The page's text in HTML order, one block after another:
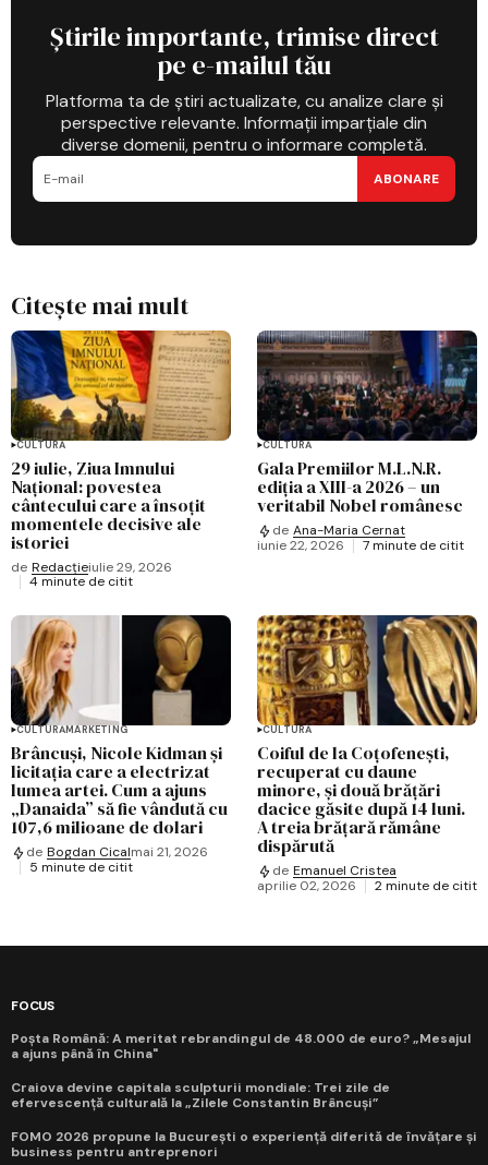
Știrile importante, trimise direct
pe e-mailul tău
Platforma ta de știri actualizate, cu analize clare și
perspective relevante. Informații imparțiale din
diverse domenii, pentru o informare completă.
ABONARE
Citește mai mult
CULTURĂ
29 iulie, Ziua Imnului
Național: povestea
cântecului care a însoțit
momentele decisive ale
istoriei
de Redacțieiulie 29, 2026
4 minute de citit
CULTURĂ
Gala Premiilor M.L.N.R.
ediția a XIII-a 2026 – un
veritabil Nobel românesc
de Ana-Maria Cernat
iunie 22, 2026
7 minute de citit
CULTURĂMARKETING
Brâncuși, Nicole Kidman și
licitația care a electrizat
lumea artei. Cum a ajuns
„Danaida” să fie vândută cu
107,6 milioane de dolari
de Bogdan Cicalmai 21, 2026
5 minute de citit
CULTURĂ
Coiful de la Coțofenești,
recuperat cu daune
minore, și două brățări
dacice găsite după 14 luni.
A treia brățară rămâne
dispărută
de Emanuel Cristea
aprilie 02, 2026
2 minute de citit
FOCUS
Poșta Română: A meritat rebrandingul de 48.000 de euro? „Mesajul
a ajuns până în China"
Craiova devine capitala sculpturii mondiale: Trei zile de
efervescență culturală la „Zilele Constantin Brâncuși”
FOMO 2026 propune la București o experiență diferită de învățare și
business pentru antreprenori